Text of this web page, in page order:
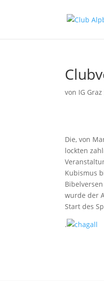
von IG Graz
Die, von
lockten
Kubismus
wurde der
Start des
.